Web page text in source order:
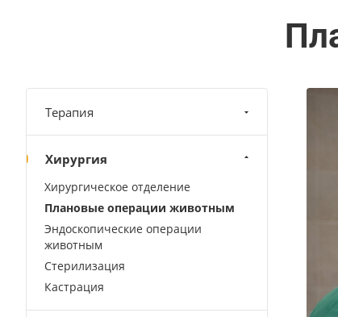
Терапия
Хирургия
Хирургическое отделение
Плановые операции животным
Эндоскопические операции
животным
Стерилизация
Кастрация